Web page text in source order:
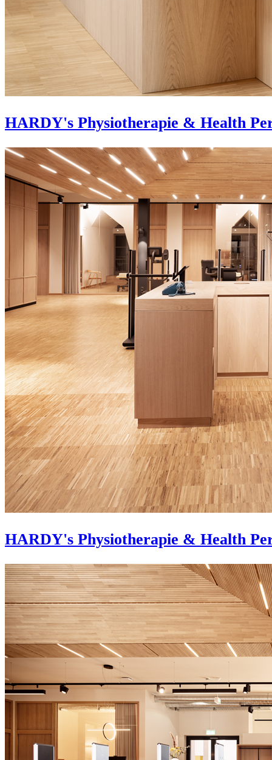
HARDY's Physiotherapie & Health
HARDY's Physiotherapie & Health